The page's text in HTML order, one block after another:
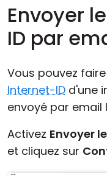
Envoyer
ID par
Vous pouvez
Internet-ID d'une
envoyé par email
Activez Envoyer
et cliquez sur